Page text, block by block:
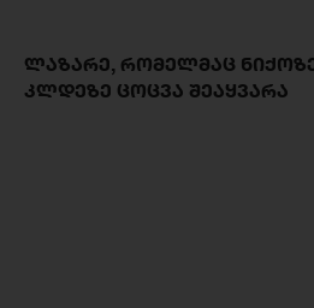
ᲚᲐᲖᲐᲠᲔ, ᲠᲝᲛᲔᲚᲛᲐᲪ
ᲙᲚᲓᲔᲖᲔ ᲪᲝᲪᲕᲐ ᲨᲔᲐᲧᲕᲐᲠᲐ